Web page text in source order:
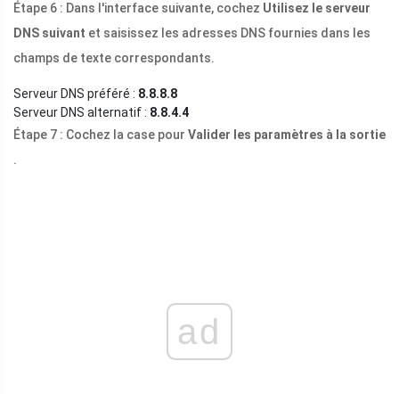
Étape 6 : Dans l'interface suivante, cochez Utilisez le serveur
DNS suivant et saisissez les adresses DNS fournies dans les
champs de texte correspondants.
Serveur DNS préféré : 8.8.8.8
Serveur DNS alternatif : 8.8.4.4
Étape 7 : Cochez la case pour Valider les paramètres à la sortie
.
ad